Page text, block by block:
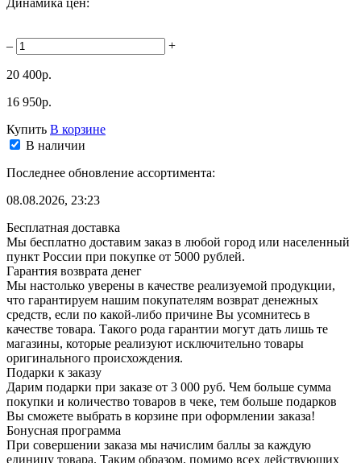
– +
20 400р.
16 950р.
Купить В корзине
В наличии
Последнее обновление ассортимента:
08.08.2026, 23:23
Бесплатная доставка
Мы бесплатно доставим заказ в любой город или населенный
пункт России при покупке от 5000 рублей.
Гарантия возврата денег
Мы настолько уверены в качестве реализуемой продукции,
что гарантируем нашим покупателям возврат денежных
средств, если по какой-либо причине Вы усомнитесь в
качестве товара. Такого рода гарантии могут дать лишь те
магазины, которые реализуют исключительно товары
оригинального происхождения.
Подарки к заказу
Дарим подарки при заказе от 3 000 руб. Чем больше сумма
покупки и количество товаров в чеке, тем больше подарков
Вы сможете выбрать в корзине при оформлении заказа!
Бонусная программа
При совершении заказа мы начислим баллы за каждую
единицу товара. Таким образом, помимо всех действующих